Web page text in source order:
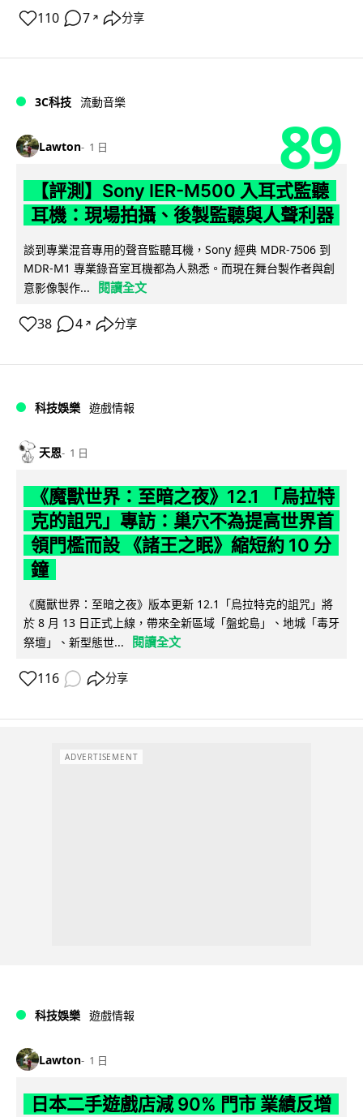
110 7 ↗ 分享
3C科技 流動音樂
Lawton 1 日 89
【評測】Sony IER-M500 入耳式監聽
耳機：現場拍攝、後製監聽與人聲利器
談到專業混音專用的聲音監聽耳機，Sony 經典 MDR-7506 到
MDR-M1 專業錄音室耳機都為人熟悉。而現在舞台製作者與創
意影像製作...
閱讀全文
38 4 ↗ 分享
科技娛樂 遊戲情報
天恩 1 日
《魔獸世界：至暗之夜》12.1 「烏拉特
克的詛咒」專訪：巢穴不為提高世界首
領門檻而設 《諸王之眠》縮短約 10 分
鐘
《魔獸世界：至暗之夜》版本更新 12.1「烏拉特克的詛咒」將
於 8 月 13 日正式上線，帶來全新區域「盤蛇島」、地城「毒牙
祭壇」、新型態世...
閱讀全文
116 分享
ADVERTISEMENT
科技娛樂 遊戲情報
Lawton 1 日
日本二手遊戲店減 90% 門市 業績反增